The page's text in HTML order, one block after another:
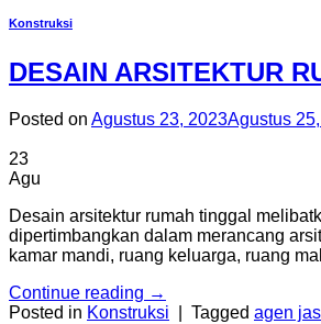
Konstruksi
DESAIN ARSITEKTUR
Posted on Agustus 23, 2023Agustus
23
Agu
Desain arsitektur rumah tinggal
dipertimbangkan dalam merancang
kamar mandi, ruang keluarga, ruang
Continue reading →
Posted in Konstruksi Tagged agen